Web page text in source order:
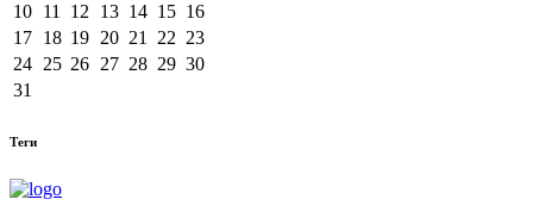
10 11 12 13 14 15 16
17 18 19 20 21 22 23
24 25 26 27 28 29 30
31
Теги